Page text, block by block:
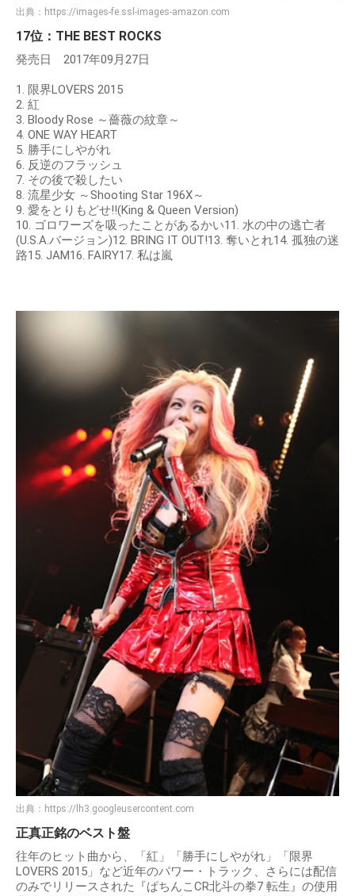
出典： https://images-fe.ssl-images-amazon.com
17位：THE BEST ROCKS
発売日 2017年09月27日
1. 限界LOVERS 2015
2. 紅
3. Bloody Rose ～薔薇の紋章～
4. ONE WAY HEART
5. 勝手にしやがれ
6. 反逆のフラッシュ
7. その後で殺したい
8. 流星少女 ～Shooting Star 196X～
9. 愛をとりもどせ!!(King & Queen Version)
10. ゴロワーズを吸ったことがあるかい11. 水の中の逃亡者
(U.S.A.バージョン)12. BRING IT OUT!13. 奪いとれ14. 孤独の迷
路15. JAM16. FAIRY17. 私は嵐
出典： https://lh3.googleusercontent.com
正真正銘のベスト盤
往年のヒット曲から、「紅」「勝手にしやがれ」「限界
LOVERS 2015」など近年のパワー・トラック、さらには配信
のみでリリースされた『ぱちんこCR北斗の拳7 転生』の使用